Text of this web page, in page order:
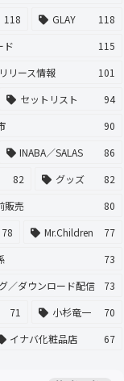
118 GLAY
118
ド
115
リリース情報
101
セットリスト
94
90
INABA／SALAS
86
82 グッズ
82
販売
80
78 Mr.Children
77
73
／ダウンロード配信
73
71 小杉竜一
70
イナバ化粧品店 67